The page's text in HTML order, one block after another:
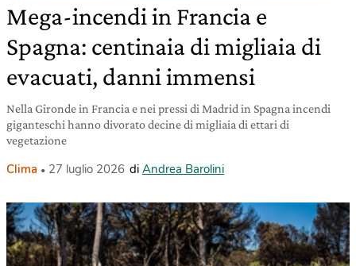
Mega-incendi in Francia e
Spagna: centinaia di migliaia di
evacuati, danni immensi
Nella Gironde in Francia e nei pressi di Madrid in Spagna incendi
giganteschi hanno divorato decine di migliaia di ettari di
vegetazione
Clima 27 luglio 2026 di Andrea Barolini